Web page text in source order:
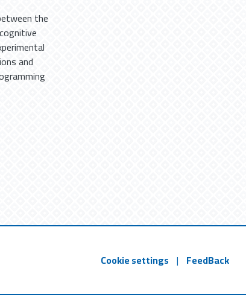
the
and
Cookie settings | FeedBack